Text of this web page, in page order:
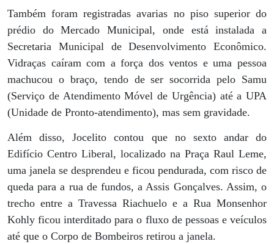
Também foram registradas avarias no piso superior do
prédio do Mercado Municipal, onde está instalada a
Secretaria Municipal de Desenvolvimento Econômico.
Vidraças caíram com a força dos ventos e uma pessoa
machucou o braço, tendo de ser socorrida pelo Samu
(Serviço de Atendimento Móvel de Urgência) até a UPA
(Unidade de Pronto-atendimento), mas sem gravidade.
Além disso, Jocelito contou que no sexto andar do
Edifício Centro Liberal, localizado na Praça Raul Leme,
uma janela se desprendeu e ficou pendurada, com risco de
queda para a rua de fundos, a Assis Gonçalves. Assim, o
trecho entre a Travessa Riachuelo e a Rua Monsenhor
Kohly ficou interditado para o fluxo de pessoas e veículos
até que o Corpo de Bombeiros retirou a janela.